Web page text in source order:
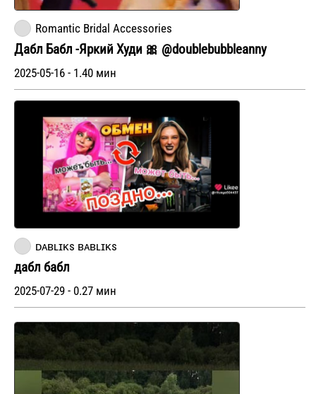
Romantic Bridal Accessories
Дабл Бабл -Яркий Худи 🎀 @doublebubbleanny
2025-05-16 - 1.40 мин
ᴅᴀʙʟɪᴋs ʙᴀʙʟɪᴋs
дабл бабл
2025-07-29 - 0.27 мин